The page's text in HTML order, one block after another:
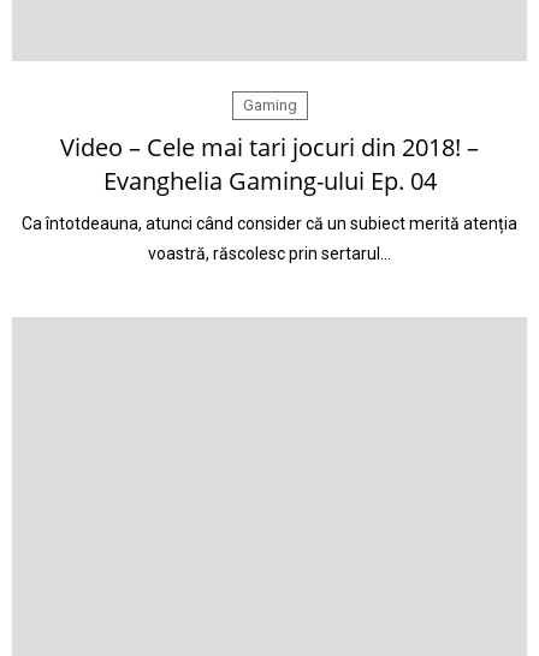
Gaming
Video – Cele mai tari jocuri din 2018! –
Evanghelia Gaming-ului Ep. 04
Ca întotdeauna, atunci când consider că un subiect merită atenția
voastră, răscolesc prin sertarul…